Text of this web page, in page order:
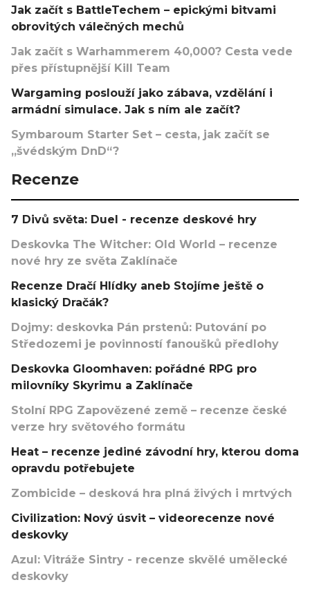
Jak začít s BattleTechem – epickými bitvami
obrovitých válečných mechů
Jak začít s Warhammerem 40,000? Cesta vede
přes přístupnější Kill Team
Wargaming poslouží jako zábava, vzdělání i
armádní simulace. Jak s ním ale začít?
Symbaroum Starter Set – cesta, jak začít se
„švédským DnD“?
Recenze
7 Divů světa: Duel - recenze deskové hry
Deskovka The Witcher: Old World – recenze
nové hry ze světa Zaklínače
Recenze Dračí Hlídky aneb Stojíme ještě o
klasický Dračák?
Dojmy: deskovka Pán prstenů: Putování po
Středozemi je povinností fanoušků předlohy
Deskovka Gloomhaven: pořádné RPG pro
milovníky Skyrimu a Zaklínače
Stolní RPG Zapovězené země – recenze české
verze hry světového formátu
Heat – recenze jediné závodní hry, kterou doma
opravdu potřebujete
Zombicide – desková hra plná živých i mrtvých
Civilization: Nový úsvit – videorecenze nové
deskovky
Azul: Vitráže Sintry - recenze skvělé umělecké
deskovky